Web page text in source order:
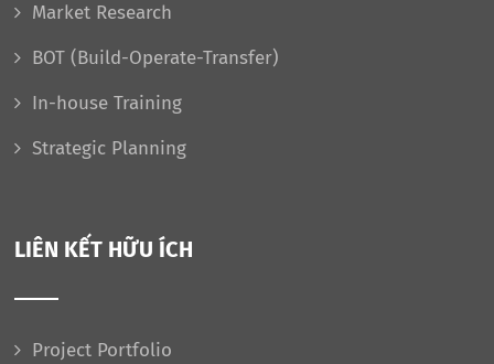
Market Research
BOT (Build-Operate-Transfer)
In-house Training
Strategic Planning
LIÊN KẾT HỮU ÍCH
Project Portfolio